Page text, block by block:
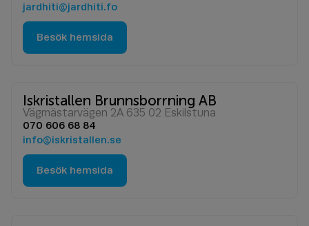
jardhiti@jardhiti.fo
Besök hemsida
Iskristallen Brunnsborrning AB
Vägmästarvägen 2A 635 02 Eskilstuna
070 606 68 84
info@iskristallen.se
Besök hemsida